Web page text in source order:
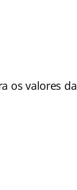
os valores da